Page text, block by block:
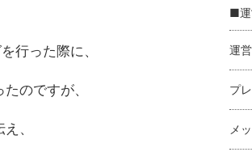
行った際に、
のですが、
、
■
運
プ
メ